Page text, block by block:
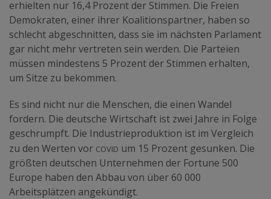
erhielten nur 16,4 Prozent der Stimmen. Die Freien
Demokraten, einer ihrer Koalitionspartner, haben so
schlecht abgeschnitten, dass sie im nächsten Parlament
gar nicht mehr vertreten sein werden. Die Parteien
müssen mindestens 5 Prozent der Stimmen erhalten,
um Sitze zu bekommen.
Es sind nicht nur die Menschen, die einen Wandel
fordern. Die deutsche Wirtschaft ist zwei Jahre in Folge
geschrumpft. Die Industrieproduktion ist im Vergleich
zu den Werten vor covid um 15 Prozent gesunken. Die
größten deutschen Unternehmen der Fortune 500
Europe haben den Abbau von über 60 000
Arbeitsplätzen angekündigt.